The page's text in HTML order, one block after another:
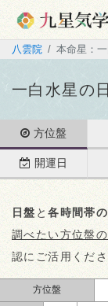
八雲院 本命星：
一白水星の
方位盤
開運日
日盤 と各時間帯
調べたい方位盤
認にご活用くださ
方位盤